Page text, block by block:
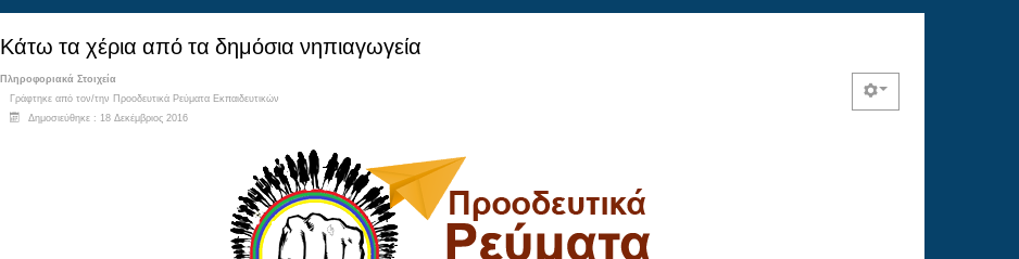
Κάτω τα χέρια από τα δημόσια νηπιαγωγεία
Πληροφοριακά Στοιχεία
Γράφτηκε από τον/την Προοδευτικά Ρεύματα Εκπαιδευτικών
Δημοσιεύθηκε : 18 Δεκέμβριος 2016